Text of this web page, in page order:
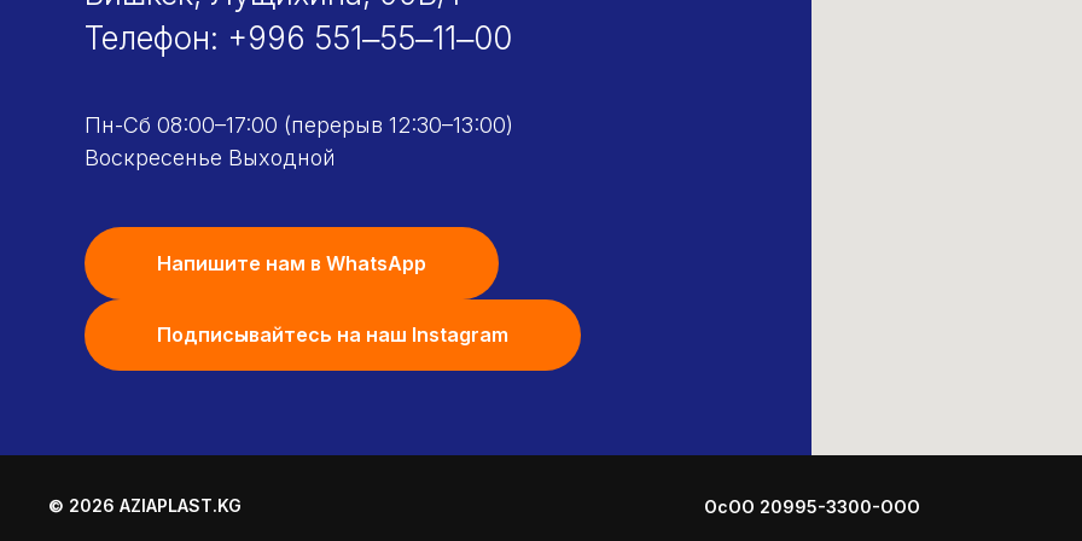
Телефон: +996 551‒55‒11‒00
Пн-Сб 08:00–17:00 (перерыв 12:30–13:00)
Воскресенье Выходной
Напишите нам в WhatsApp
Подписывайтесь на наш Instagram
© 2026 AZIAPLAST.KG ОсОО 20995-3300-ООО